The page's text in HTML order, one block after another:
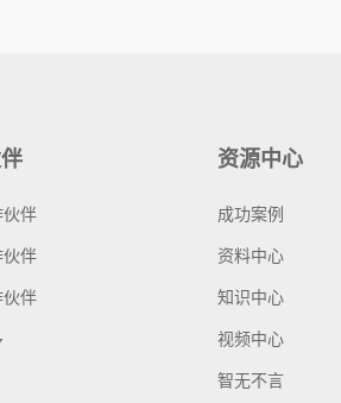
伙伴
伴
伙伴
资源中心
成功案例
资料中心
知识中心
视频中心
智无不言